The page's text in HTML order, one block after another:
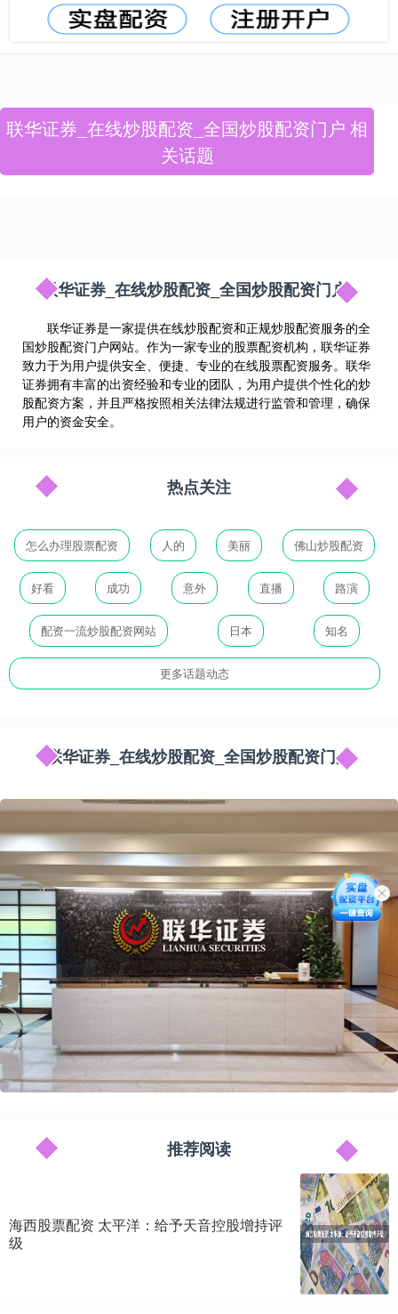
联华证券_在线炒股配资_全国炒股配资门户 相
关话题
联华证券_在线炒股配资_全国炒股配资门户
联华证券是一家提供在线炒股配资和正规炒股配资服务的全
国炒股配资门户网站。作为一家专业的股票配资机构，联华证券
致力于为用户提供安全、便捷、专业的在线股票配资服务。联华
证券拥有丰富的出资经验和专业的团队，为用户提供个性化的炒
股配资方案，并且严格按照相关法律法规进行监管和管理，确保
用户的资金安全。
热点关注
怎么办理股票配资 人的 美丽 佛山炒股配资
好看 成功 意外 直播 路演
配资一流炒股配资网站 日本 知名
更多话题动态
联华证券_在线炒股配资_全国炒股配资门户
推荐阅读
海西股票配资 太平洋：给予天音控股增持评
级